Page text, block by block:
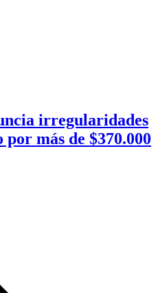
irregularidades
más de $370.000